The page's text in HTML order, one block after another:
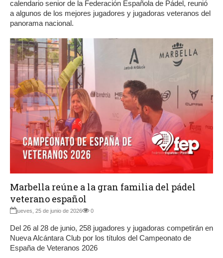
calendario senior de la Federación Española de Pádel, reunió
a algunos de los mejores jugadores y jugadoras veteranos del
panorama nacional.
Marbella reúne a la gran familia del pádel
veterano español
jueves, 25 de junio de 2026 0
Del 26 al 28 de junio, 258 jugadores y jugadoras competirán en
Nueva Alcántara Club por los títulos del Campeonato de
España de Veteranos 2026